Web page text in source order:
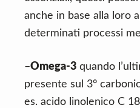
anche in base alla loro
determinati processi
–Omega-3 quando
presente sul 3°
es. acido linolenico C